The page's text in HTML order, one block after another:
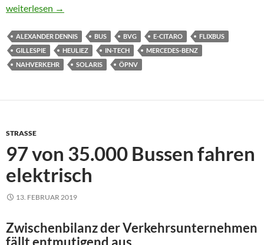
15 Hackis und 15 Schlenkis
weiterlesen →
ALEXANDER DENNIS BUS BVG E-CITARO
FLIXBUS
GILLESPIE
HEULIEZ IN-TECH
MERCEDES-BENZ
NAHVERKEHR
SOLARIS ÖPNV
STRASSE
97 von 35.000 Bussen fahren
elektrisch
13. FEBRUAR 2019
Zwischenbilanz der Verkehrsunternehmen
fällt entmutigend aus